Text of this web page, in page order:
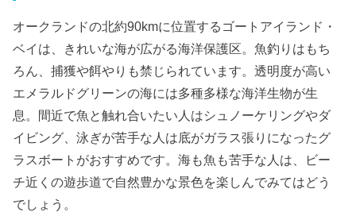
オークランドの北約90kmに位置するゴートアイランド・
ベイは、きれいな海が広がる海洋保護区。魚釣りはもち
ろん、捕獲や餌やりも禁じられています。透明度が高い
エメラルドグリーンの海には多種多様な海洋生物が生
息。間近で魚と触れ合いたい人はシュノーケリングやダ
イビング、泳ぎが苦手な人は底がガラス張りになったグ
ラスボートがおすすめです。海も魚も苦手な人は、ビー
チ近くの遊歩道で自然豊かな景色を楽しんでみてはどう
でしょう。